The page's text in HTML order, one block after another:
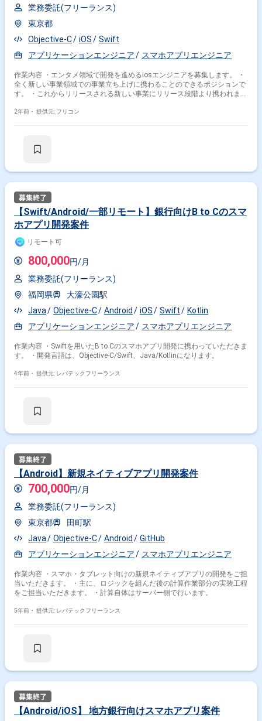
業務委託(フリーランス)
東京都
Objective-C
iOS
Swift
アプリケーションエンジニア
スマホアプリエンジニア
作業内容 ・エンタメ領域で開発を進めるiosエンジニアを募集します。 ・
全く新しい事業領域での事業立ち上げに携わることのできるポジションで
す。 ・これからリリースされる新しい事業にリリース段階より携われま
2年前・ 提供元: フリコン
【Swift/Android/一部リモート】銀行向けB to Cのスマ
ホアプリ開発案件
リモート可
800,000円/月
業務委託(フリーランス)
福岡県
大濠公園駅
Java
Objective-C Android iOS Swift
Kotlin
アプリケーションエンジニア
スマホアプリエンジニア
作業内容 ・Swiftを用いたB to Cのスマホアプリ開発に携わっていただきま
す。 ・開発言語は、Objective-C/Swift、Java/Kotlinになります。
4年前・ 提供元: レバテックフリーランス
【Android】新規ネイティブアプリ開発案件
700,000円/月
業務委託(フリーランス)
東京都
田町駅
Java
Objective-C Android
GitHub
アプリケーションエンジニア
スマホアプリエンジニア
作業内容 ・スマホ・タブレット向けの新規ネイティブアプリの開発をご担
当いただきます。 ・主に、ロジックを組んだ後の計算作業部分の実装工程
をご担当いただきます。 ・計算自体はサーバー側で行います。
5年前・ 提供元: レバテックフリーランス
【Android/iOS】 地方銀行向けスマホアプリ案件